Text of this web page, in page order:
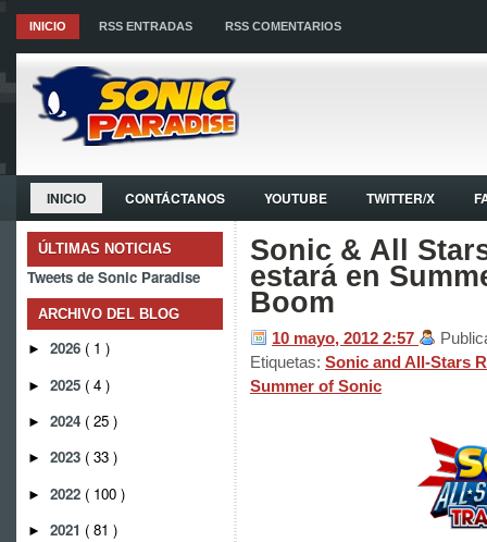
INICIO RSS ENTRADAS RSS COMENTARIOS
INICIO CONTÁCTANOS YOUTUBE TWITTER/X
ÚLTIMAS NOTICIAS
Tweets de Sonic Paradise
ARCHIVO DEL BLOG
► 2026 ( 1 )
► 2025 ( 4 )
► 2024 ( 25 )
► 2023 ( 33 )
► 2022 ( 100 )
► 2021 ( 81 )
Sonic & All
estará en
Boom
10 mayo, 2012 2:57
Etiquetas: Sonic and All-Stars
Summer of Sonic